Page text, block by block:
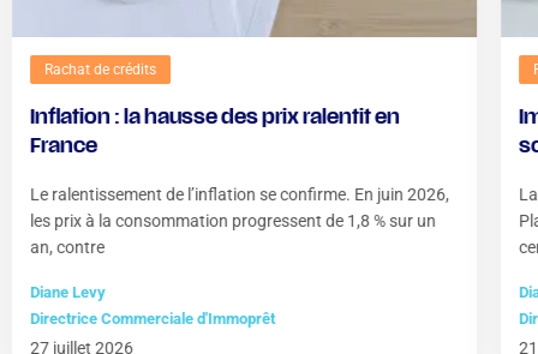
Rachat de crédits
Inflation : la hausse des prix ralentit en
France
Le ralentissement de l’inflation se confirme. En juin 2026,
les prix à la consommation progressent de 1,8 % sur un
an, contre
Diane Levy
Directrice Commerciale d'Immoprêt
27 juillet 2026